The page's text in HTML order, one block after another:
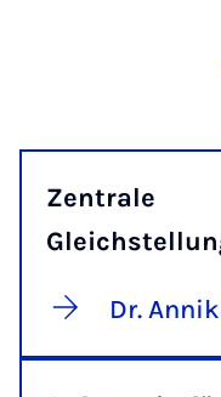
Zentrale
Dr.